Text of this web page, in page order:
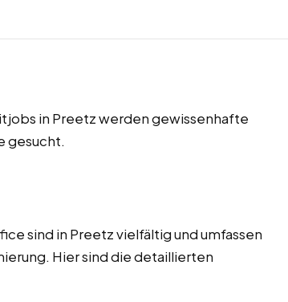
in Preetz werden gewissenhafte
gesucht.
sind in Preetz vielfältig und umfassen
Hier sind die detaillierten